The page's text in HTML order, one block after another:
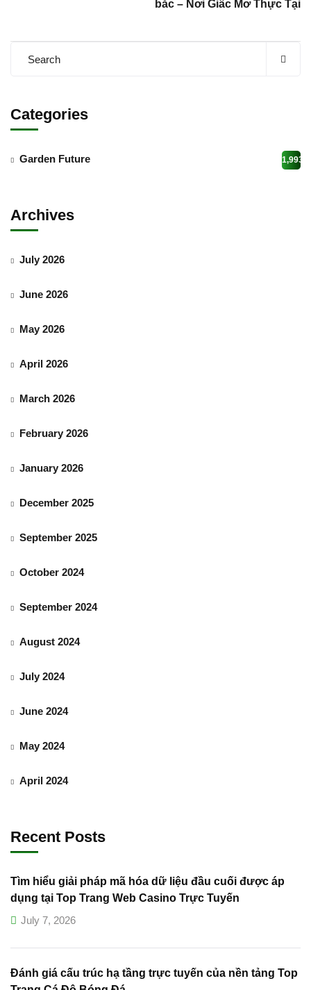
bắc – Nơi Giấc Mơ Thực Tại
Categories
Garden Future 1,993
Archives
July 2026
June 2026
May 2026
April 2026
March 2026
February 2026
January 2026
December 2025
September 2025
October 2024
September 2024
August 2024
July 2024
June 2024
May 2024
April 2024
Recent Posts
Tìm hiểu giải pháp mã hóa dữ liệu đầu cuối được áp
dụng tại Top Trang Web Casino Trực Tuyến
July 7, 2026
Đánh giá cấu trúc hạ tầng trực tuyến của nền tảng Top